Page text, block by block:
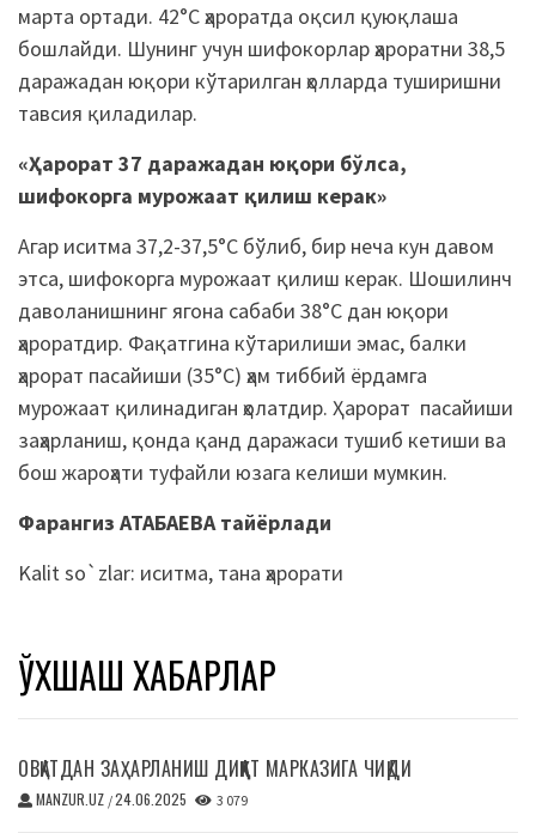
марта ортади. 42°С ҳароратда оқсил қуюқлаша
бошлайди. Шунинг учун шифокорлар ҳароратни 38,5
даражадан юқори кўтарилган ҳолларда туширишни
тавсия қиладилар.
«Ҳарорат 37 даражадан юқори бўлса,
шифокорга мурожаат қилиш керак»
Агар иситма 37,2-37,5°С бўлиб, бир неча кун давом
этса, шифокорга мурожаат қилиш керак. Шошилинч
даволанишнинг ягона сабаби 38°С дан юқори
ҳароратдир. Фақатгина кўтарилиши эмас, балки
ҳарорат пасайиши (35°С) ҳам тиббий ёрдамга
мурожаат қилинадиган ҳолатдир. Ҳарорат пасайиши
заҳарланиш, қонда қанд даражаси тушиб кетиши ва
бош жароҳати туфайли юзага келиши мумкин.
Фарангиз АТАБАЕВА тайёрлади
Kalit so`zlar: иситма, тана ҳарорати
ЎХШАШ ХАБАРЛАР
ОВҚАТДАН ЗАҲАРЛАНИШ ДИҚҚАТ МАРКАЗИГА ЧИҚДИ
MANZUR.UZ /24.06.2025 3 079